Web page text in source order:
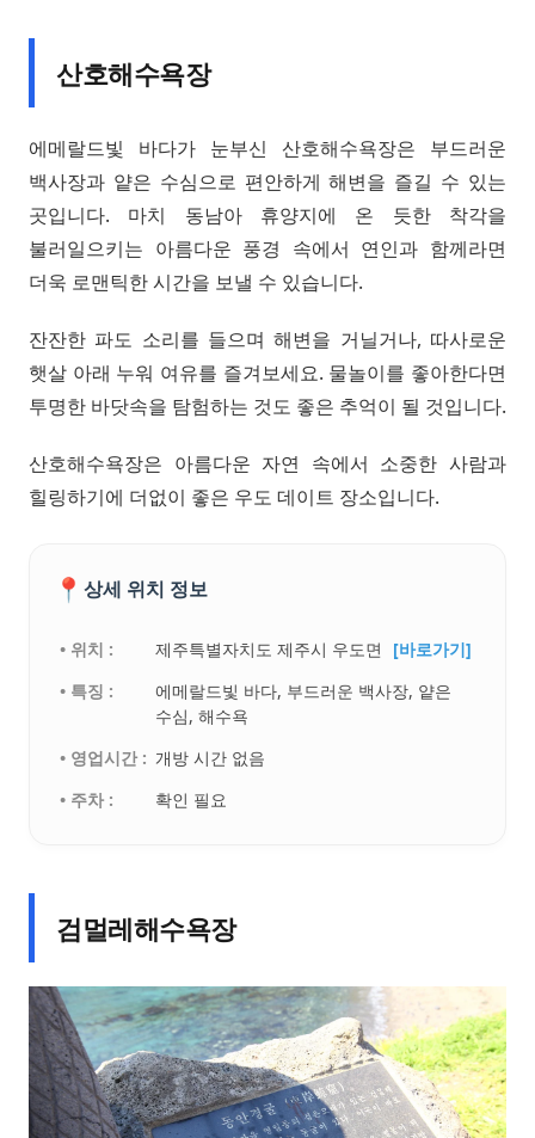
산호해수욕장
에메랄드빛 바다가 눈부신 산호해수욕장은 부드러운
백사장과 얕은 수심으로 편안하게 해변을 즐길 수 있는
곳입니다. 마치 동남아 휴양지에 온 듯한 착각을
불러일으키는 아름다운 풍경 속에서 연인과 함께라면
더욱 로맨틱한 시간을 보낼 수 있습니다.
잔잔한 파도 소리를 들으며 해변을 거닐거나, 따사로운
햇살 아래 누워 여유를 즐겨보세요. 물놀이를 좋아한다면
투명한 바닷속을 탐험하는 것도 좋은 추억이 될 것입니다.
산호해수욕장은 아름다운 자연 속에서 소중한 사람과
힐링하기에 더없이 좋은 우도 데이트 장소입니다.
📍 상세 위치 정보
• 위치 : 제주특별자치도 제주시 우도면
[바로가기]
• 특징 :
에메랄드빛 바다, 부드러운 백사장, 얕은
수심, 해수욕
• 영업시간 : 개방 시간 없음
• 주차 :
확인 필요
검멀레해수욕장